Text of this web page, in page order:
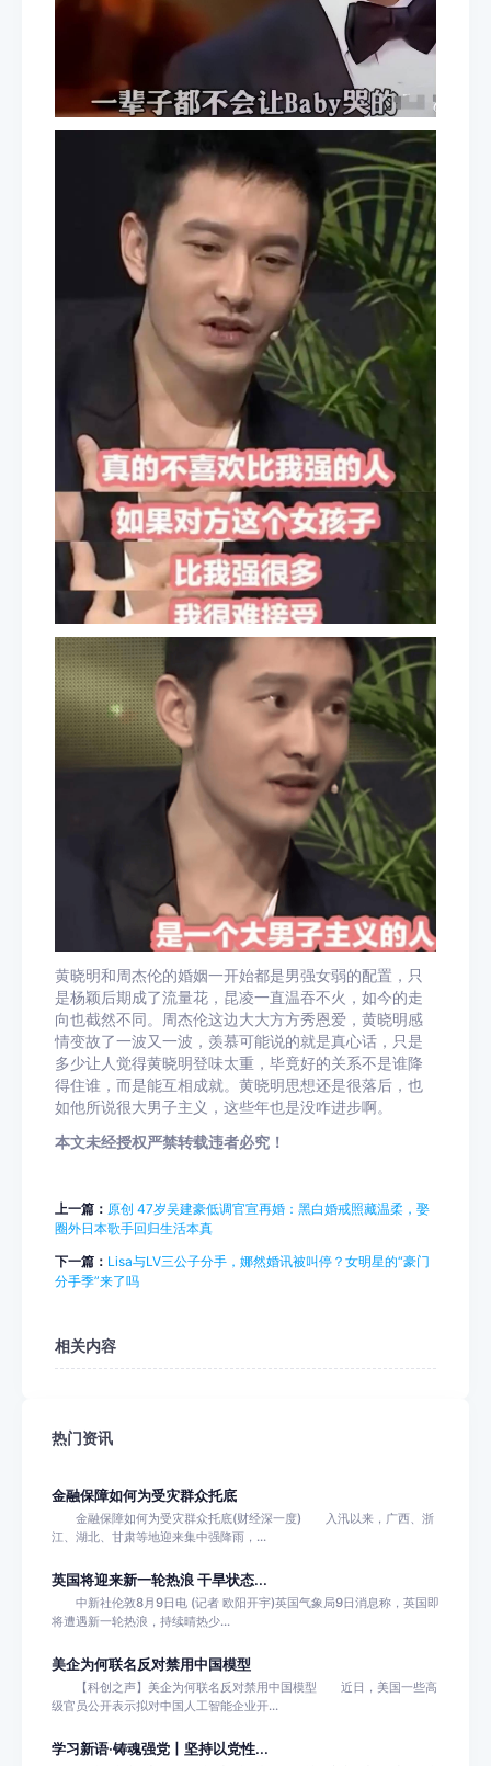
黄晓明和周杰伦的婚姻一开始都是男强女弱的配置，只
是杨颖后期成了流量花，昆凌一直温吞不火，如今的走
向也截然不同。周杰伦这边大大方方秀恩爱，黄晓明感
情变故了一波又一波，羡慕可能说的就是真心话，只是
多少让人觉得黄晓明登味太重，毕竟好的关系不是谁降
得住谁，而是能互相成就。黄晓明思想还是很落后，也
如他所说很大男子主义，这些年也是没咋进步啊。
本文未经授权严禁转载违者必究！
上一篇： 原创 47岁吴建豪低调官宣再婚：黑白婚戒照藏温柔，娶
圈外日本歌手回归生活本真
下一篇： Lisa与LV三公子分手，娜然婚讯被叫停？女明星的“豪门
分手季”来了吗
相关内容
热门资讯
金融保障如何为受灾群众托底
金融保障如何为受灾群众托底(财经深一度) 入汛以来，广西、浙
江、湖北、甘肃等地迎来集中强降雨，...
英国将迎来新一轮热浪 干旱状态...
中新社伦敦8月9日电 (记者 欧阳开宇)英国气象局9日消息称，英国即
将遭遇新一轮热浪，持续晴热少...
美企为何联名反对禁用中国模型
【科创之声】美企为何联名反对禁用中国模型 近日，美国一些高
级官员公开表示拟对中国人工智能企业开...
学习新语·铸魂强党丨坚持以党性...